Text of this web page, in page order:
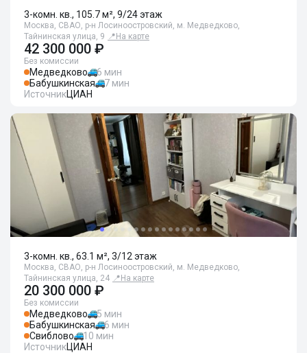
3-комн. кв., 105.7 м², 9/24 этаж
Москва, СВАО, р-н Лосиноостровский, м. Медведково,
Тайнинская улица, 9 📍 На карте
42 300 000 ₽
Без комиссии
Медведково
6 мин
Бабушкинская
7 мин
ИсточникЦИАН
3-комн. кв., 63.1 м², 3/12 этаж
Москва, СВАО, р-н Лосиноостровский, м. Медведково,
Тайнинская улица, 24 📍 На карте
20 300 000 ₽
Без комиссии
Медведково
5 мин
Бабушкинская
6 мин
Свиблово
10 мин
ИсточникЦИАН